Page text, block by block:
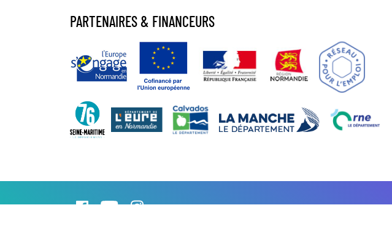
PARTENAIRES & FINANCEURS